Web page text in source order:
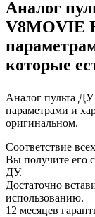
Аналог
V8MOVIE
которые
Аналог пульта ДУ
параметрами и
оригинальном.
Соответствие
Вы получите его
ДУ.
Достаточно
использованию.
12 месяцев